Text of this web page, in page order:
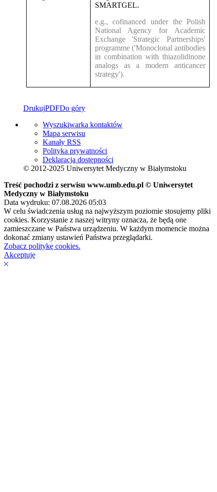
SMARTGEL.
e.g., cofinanced under the Polish
National Agency for Academic
Exchange 'Strategic Partnerships'
programme ('Monoclonal antibodies
in combination with thiazolidinone
analogs as a modern anticancer
strategy').
DrukujPDFDo góry
Wyszukiwarka kontaktów
Mapa serwisu
Kanały RSS
Polityka prywatności
Deklaracja dostępności
© 2012-2025 Uniwersytet Medyczny w Białymstoku
Treść pochodzi z serwisu www.umb.edu.pl © Uniwersytet
Medyczny w Białymstoku
Data wydruku: 07.08.2026 05:03
W celu świadczenia usług na najwyższym poziomie stosujemy pliki
cookies. Korzystanie z naszej witryny oznacza, że będą one
zamieszczane w Państwa urządzeniu. W każdym momencie można
dokonać zmiany ustawień Państwa przeglądarki.
Zobacz politykę cookies.
Akceptuję